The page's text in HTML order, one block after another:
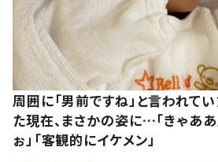
周囲に「男前ですね」と言われて
た現在、まさかの姿に…「きゃああ
ぉ」「客観的にイケメン」